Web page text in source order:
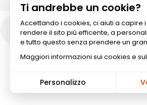
Ti andrebbe un cookie?
Accettando i cookies, ci aiuti a capire
rendere il sito più efficente, a
e tutto questo senza prendere un
Maggiori informazioni sui cookies e
Personalizzo
Italia
©